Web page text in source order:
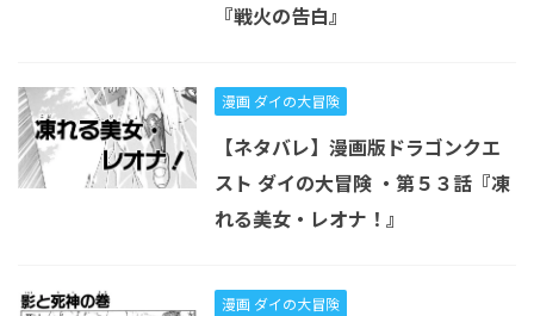
『戦火の告白』
漫画 ダイの大冒険
【ネタバレ】漫画版ドラゴンクエ
スト ダイの大冒険 ・第５３話『凍
れる美女・レオナ！』
漫画 ダイの大冒険